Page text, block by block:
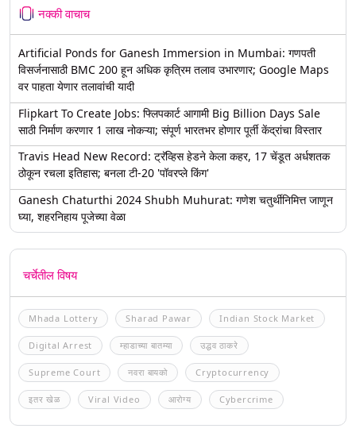
नक्की वाचाच
Artificial Ponds for Ganesh Immersion in Mumbai: गणपती
विसर्जनासाठी BMC 200 हून अधिक कृत्रिम तलाव उभारणार; Google Maps
वर पाहता येणार तलावांची यादी
Flipkart To Create Jobs: फ्लिपकार्ट आगामी Big Billion Days Sale
साठी निर्माण करणार 1 लाख नोकऱ्या; संपूर्ण भारतभर होणार पूर्ती केंद्रांचा विस्तार
Travis Head New Record: ट्रॅव्हिस हेडने केला कहर, 17 चेंडूत अर्धशतक
ठोकून रचला इतिहास; बनला टी-20 'पॉवरप्ले किंग'
Ganesh Chaturthi 2024 Shubh Muhurat: गणेश चतुर्थीनिमित्त जाणून
घ्या, शहरनिहाय पूजेच्या वेळा
चर्चेतील विषय
Mhada Lottery Sharad Pawar Indian Stock Market
Digital Arrest म्हाडाच्या बातम्या उद्धव ठाकरे
Supreme Court नवरा बायको Cryptocurrency
इतर खेळ Viral Video आरोग्य Cybercrime